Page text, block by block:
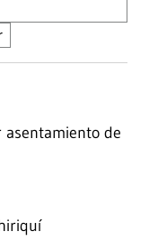
asentamiento de